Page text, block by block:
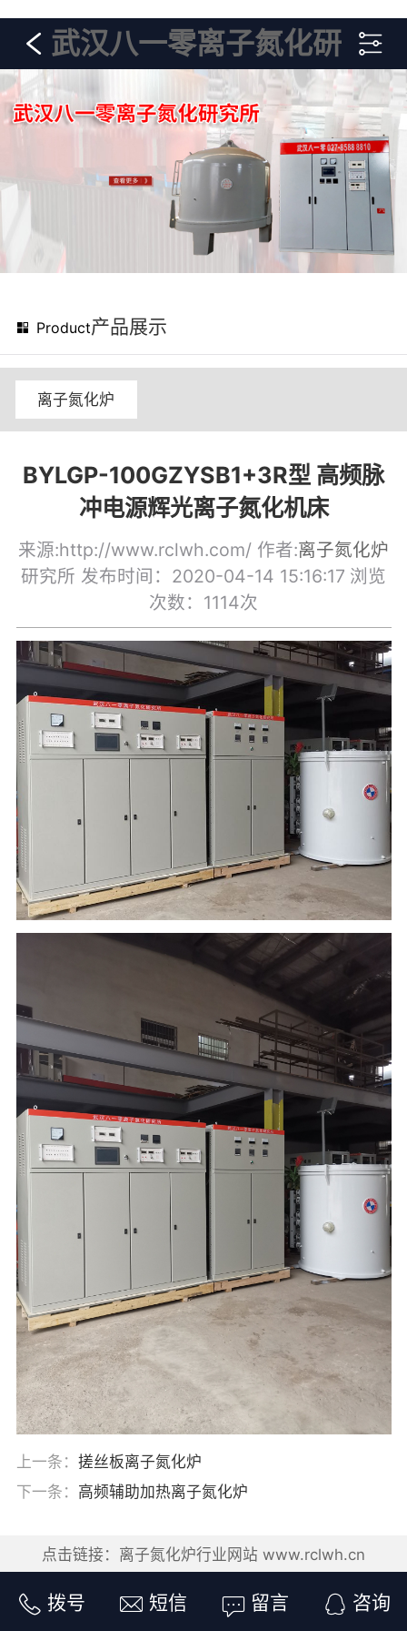
武汉八一零离子氮化研
究所
Product产品展示
离子氮化炉
BYLGP-100GZYSB1+3R型 高频脉
冲电源辉光离子氮化机床
来源:http://www.rclwh.com/ 作者:离子氮化炉
研究所 发布时间：2020-04-14 15:16:17 浏览
次数：1114次
上一条： 搓丝板离子氮化炉
下一条： 高频辅助加热离子氮化炉
点击链接：离子氮化炉行业网站 www.rclwh.cn
拨号 短信 留言 咨询